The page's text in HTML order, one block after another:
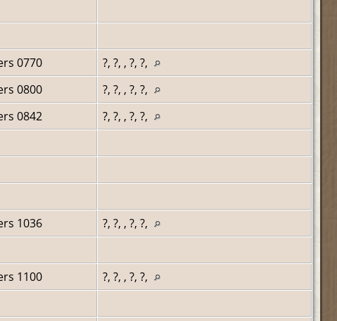
0770
?, ?, , ?, ?,
0800
?, ?, , ?, ?,
0842
?, ?, , ?, ?,
1036
?, ?, , ?, ?,
1100
?, ?, , ?, ?,